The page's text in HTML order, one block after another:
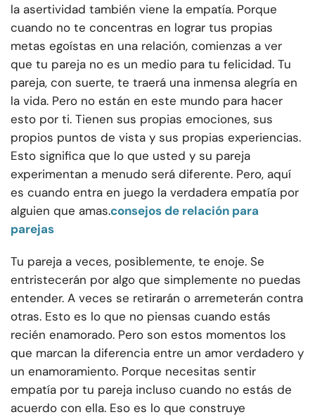
la asertividad también viene la empatía. Porque
cuando no te concentras en lograr tus propias
metas egoístas en una relación, comienzas a ver
que tu pareja no es un medio para tu felicidad. Tu
pareja, con suerte, te traerá una inmensa alegría en
la vida. Pero no están en este mundo para hacer
esto por ti. Tienen sus propias emociones, sus
propios puntos de vista y sus propias experiencias.
Esto significa que lo que usted y su pareja
experimentan a menudo será diferente. Pero, aquí
es cuando entra en juego la verdadera empatía por
alguien que amas.consejos de relación para
parejas
Tu pareja a veces, posiblemente, te enoje. Se
entristecerán por algo que simplemente no puedas
entender. A veces se retirarán o arremeterán contra
otras. Esto es lo que no piensas cuando estás
recién enamorado. Pero son estos momentos los
que marcan la diferencia entre un amor verdadero y
un enamoramiento. Porque necesitas sentir
empatía por tu pareja incluso cuando no estás de
acuerdo con ella. Eso es lo que construye